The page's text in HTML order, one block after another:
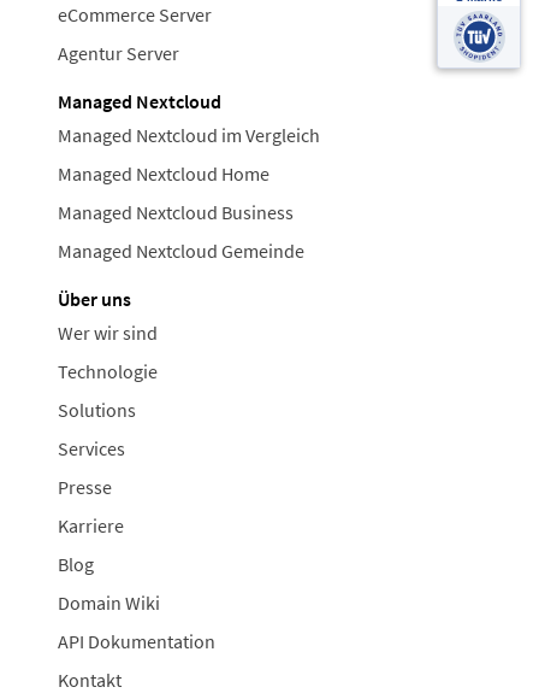
eCommerce Server
Agentur Server
Managed Nextcloud
Managed Nextcloud im Vergleich
Managed Nextcloud Home
Managed Nextcloud Business
Managed Nextcloud Gemeinde
Über uns
Wer wir sind
Technologie
Solutions
Services
Presse
Karriere
Blog
Domain Wiki
API Dokumentation
Kontakt